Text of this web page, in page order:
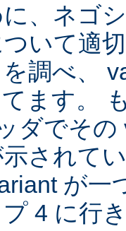
、ネゴ
いて適
調べ、
ます。
ダでその
されて
が
4 に行